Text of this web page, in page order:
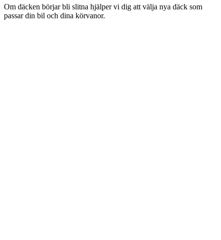
Om däcken börjar bli slitna hjälper vi dig att välja nya däck som
passar din bil och dina körvanor.